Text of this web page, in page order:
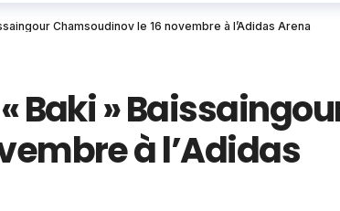
Chamsoudinov le 16 novembre à l’Adidas Arena
Baki »
à l’Adidas